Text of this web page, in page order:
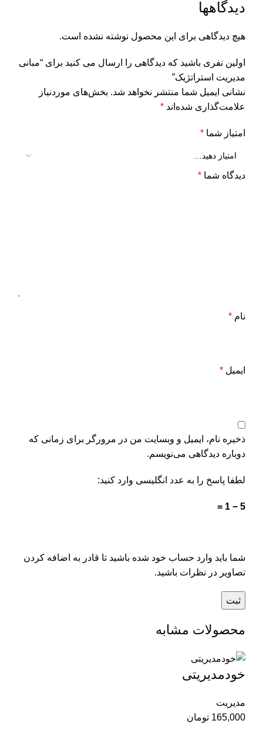
دیدگاهها
هیچ دیدگاهی برای این محصول نوشته نشده است.
اولین نفری باشید که دیدگاهی را ارسال می کنید برای “مبانی
مدیریت استراتژیک”
نشانی ایمیل شما منتشر نخواهد شد. بخش‌های موردنیاز
علامت‌گذاری شده‌اند *
امتیاز شما *
دیدگاه شما *
نام *
ایمیل *
ذخیره نام، ایمیل و وبسایت من در مرورگر برای زمانی که
دوباره دیدگاهی می‌نویسم.
لطفا پاسخ را به عدد انگلیسی وارد کنید:
5 − 1 =
شما باید وارد حساب خود شده باشید تا قادر به اضافه کردن
تصاویر در نظرات باشید.
محصولات مشابه
خودمدیریتی
مدیریت
165,000 تومان